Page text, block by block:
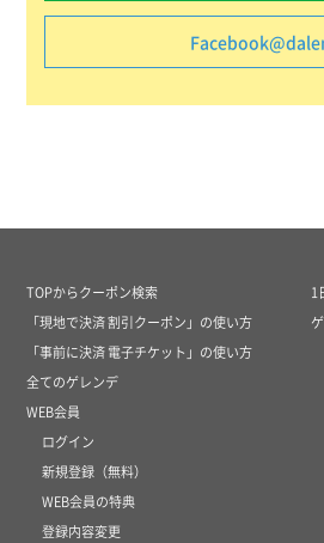
TOPからクーポン検索
「現地で決済 割引クーポン」の使い方
「事前に決済 電子チケット」の使い方
全てのゲレンデ
WEB会員
ログイン
新規登録（無料）
WEB会員の特典
登録内容変更
1